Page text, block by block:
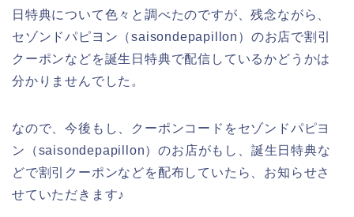
日特典について色々と調べたのですが、残念ながら、
セゾンドパピヨン（saisondepapillon）のお店で割引
クーポンなどを誕生日特典で配信しているかどうかは
分かりませんでした。
なので、今後もし、クーポンコードをセゾンドパピヨ
ン（saisondepapillon）のお店がもし、誕生日特典な
どで割引クーポンなどを配布していたら、お知らせさ
せていただきます♪